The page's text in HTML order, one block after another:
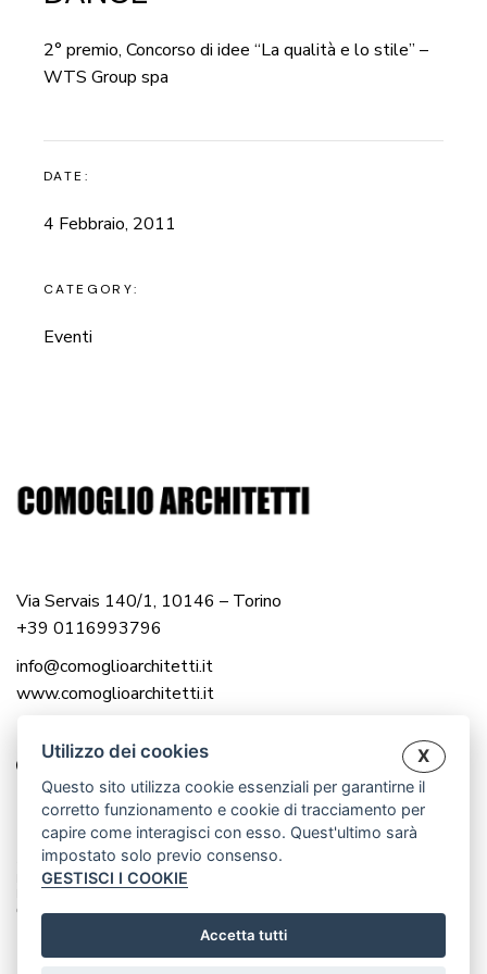
2° premio, Concorso di idee “La qualità e lo stile” –
WTS Group spa
DATE:
4 Febbraio, 2011
CATEGORY:
Eventi
Via Servais 140/1, 10146 – Torino
+39 0116993796
info@comoglioarchitetti.it
www.comoglioarchitetti.it
© 2025 COMOGLIO ARCHITETTI |
P.IVA 12976560016
P.IVA 12983000014
CREATED BY WWW.CRISANDCRIS.NET
Utilizzo dei cookies X
Questo sito utilizza cookie essenziali per garantirne il
corretto funzionamento e cookie di tracciamento per
capire come interagisci con esso. Quest'ultimo sarà
impostato solo previo consenso.
GESTISCI I COOKIE
Accetta tutti